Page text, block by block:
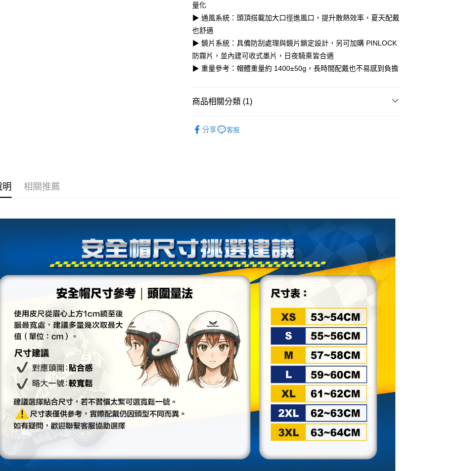
3.實際核准額度、可分期數及費用金額請依後續交易確認頁面所載為準。
4.訂單成立30分鐘內，如未前往確認交易或遇審核未通過，訂單將自動取
無法說明評估內容。
【繳款方式說明】
1.分期款項不併入電信帳單，「大哥付你分期」於每月結算日後寄送繳費提
醒簡訊。
2.透過簡訊連結打開帳單後，可選擇「超商條碼／台灣大直營門市／銀行轉
【注意事項】
1.本服務係由「台灣大哥大股份有限公司」（以下簡稱本公司）所提供，讓
款買賣價金債權讓與本公司後，依約使用本公司帳單繳交帳款。
2.基於同意付款使用「大哥付你分期」之契約關係目的，商店將以您的個人
便利好安心！
１．簡單：不需註冊會員、不需綁卡、不需儲值。
２．便利：只要手機號碼，簡訊認證，即可結帳。
３．安心：先確認商品／服務後，再付款。
【「AFTEE先享後付」結帳流程】
付」結帳頁面，進行簡訊認證並確認金額後，即可完成結帳。
／ATM／網路銀行／等多元方式進行付款，方視為交易完成。
※ 請注意：結帳手續完成當下不需立刻繳費，但若您需要取消訂單，請聯
先享後付繳納相關費用。
※ 交易是否成功請以「AFTEE先享後付 」之結帳頁面顯示為準，若有關於
https://aftee.tw/terms/#terms3
任。
４．使用「AFTEE先享後付」時，將依據個別帳號之用戶狀況，依本公司
即時審查核予不同之上限額度；若仍有額度不足之情形，本公司將視審查
結果請求用戶進行身份認證。
５．嚴禁一人註冊多個帳號或使用他人資訊註冊。若發現惡意使用之情
形，恩沛科技股份有限公司將有權停止該用戶之使用額度並採取法律行
運送方式
全家取貨付款
每筆NT$80，滿NT$1,999(含以上)免運費
量化
▶ 通風系統：頭頂搭載加大口徑進風口，提升散熱效率，夏天配戴
也舒適
▶ 鏡片系統：具備防刮處理與鏡片鎖定設計，另可加購 PINLOCK
防霧片，並內建可收式墨片，日夜騎乘皆合適
▶ 重量參考：帽體重量約 1400±50g，長時間配戴也不易感到負擔
商品相關分類 (1)
分享
客服
明 相關推薦